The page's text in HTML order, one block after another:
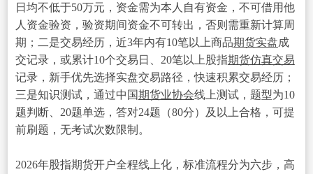
日均不低于50万元，资金需为本人自有资金，不可借用他
人资金验资，验资期间资金不可转出，否则需重新计算周
期；二是交易经历，近3年内有10笔以上商品期货实盘成
交记录，或累计10个交易日、20笔以上股指期货仿真交易
记录，新手优先选择实盘交易路径，快速积累交易经历；
三是知识测试，通过中国期货业协会线上测试，题型为10
题判断、20题单选，答对24题（80分）及以上合格，可提
前刷题，无考试次数限制。
2026年股指期货开户全程线上化，标准流程分为六步，高